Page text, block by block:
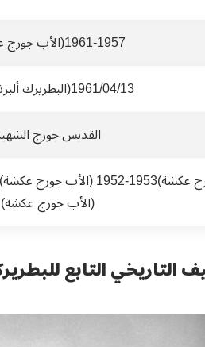
1961-1957(الأب جورج عكشة)
1961/04/13(البطريرك ألبرتو غوري)
القديس جورج
(الأب جورج عكشة)
التابع